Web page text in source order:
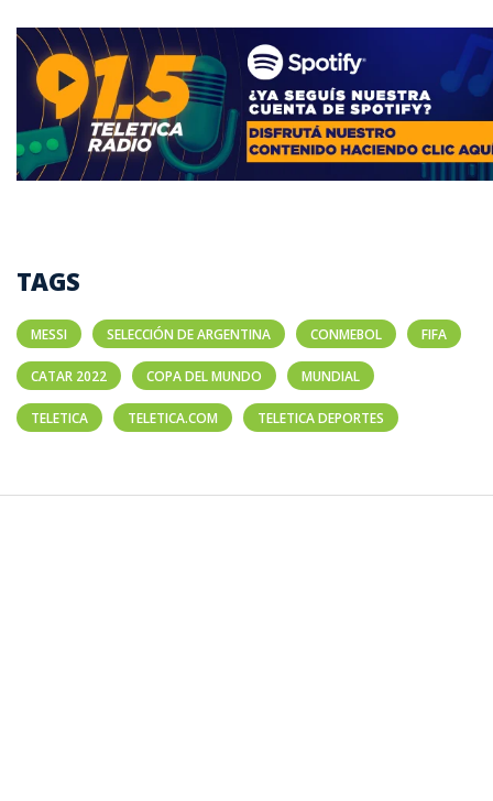
TAGS
MESSI SELECCIÓN DE ARGENTINA CONMEBOL FIFA
CATAR 2022 COPA DEL MUNDO MUNDIAL
TELETICA TELETICA.COM TELETICA DEPORTES